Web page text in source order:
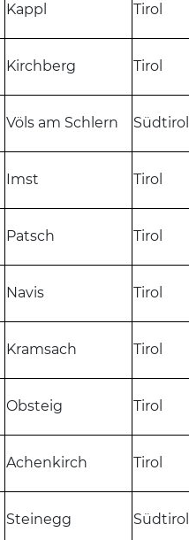
Kappl Tirol
Kirchberg Tirol
Völs am Schlern Südtirol
Imst Tirol
Patsch Tirol
Navis Tirol
Kramsach Tirol
Obsteig Tirol
Achenkirch Tirol
Steinegg Südtirol